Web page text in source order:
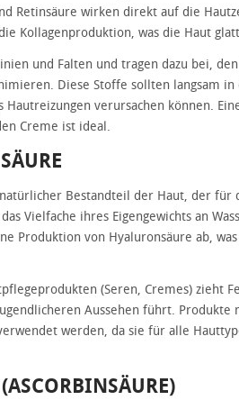
Retinsäure wirken direkt auf die
Kollagenproduktion, was die Haut
und Falten und tragen dazu bei,
Diese Stoffe sollten langsam
Hautreizungen verursachen können.
Creme ist ideal.
Bestandteil der Haut, der für
Vielfache ihres Eigengewichts an
Produktion von Hyaluronsäure ab,
(Seren, Cremes) zieht
Aussehen führt. Produkte
werden, da sie für alle